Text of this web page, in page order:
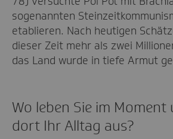
sogenannten
etablieren. Nach heutigen
dieser Zeit mehr als zwei
das Land wurde in tiefe Armut
Wo leben Sie im
dort Ihr Alltag aus?